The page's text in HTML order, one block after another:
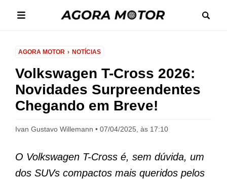
AGORA MOTOR NOTÍCIAS
Volkswagen T-Cross 2026:
Novidades Surpreendentes
Chegando em Breve!
Ivan Gustavo Willemann 07/04/2025, às 17:10
O Volkswagen T-Cross é, sem dúvida, um
dos SUVs compactos mais queridos pelos